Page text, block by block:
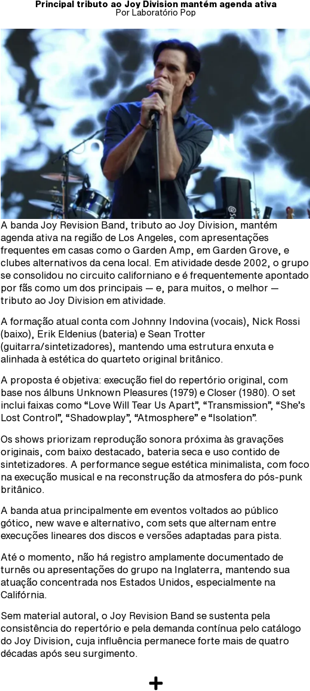
Principal tributo ao Joy Division mantém agenda ativa
Por Laboratório Pop
A banda Joy Revision Band, tributo ao Joy Division, mantém
agenda ativa na região de Los Angeles, com apresentações
frequentes em casas como o Garden Amp, em Garden Grove, e
clubes alternativos da cena local. Em atividade desde 2002, o grupo
se consolidou no circuito californiano e é frequentemente apontado
por fãs como um dos principais — e, para muitos, o melhor —
tributo ao Joy Division em atividade.
A formação atual conta com Johnny Indovina (vocais), Nick Rossi
(baixo), Erik Eldenius (bateria) e Sean Trotter
(guitarra/sintetizadores), mantendo uma estrutura enxuta e
alinhada à estética do quarteto original britânico.
A proposta é objetiva: execução fiel do repertório original, com
base nos álbuns Unknown Pleasures (1979) e Closer (1980). O set
inclui faixas como “Love Will Tear Us Apart”, “Transmission”, “She’s
Lost Control”, “Shadowplay”, “Atmosphere” e “Isolation”.
Os shows priorizam reprodução sonora próxima às gravações
originais, com baixo destacado, bateria seca e uso contido de
sintetizadores. A performance segue estética minimalista, com foco
na execução musical e na reconstrução da atmosfera do pós-punk
britânico.
A banda atua principalmente em eventos voltados ao público
gótico, new wave e alternativo, com sets que alternam entre
execuções lineares dos discos e versões adaptadas para pista.
Até o momento, não há registro amplamente documentado de
turnês ou apresentações do grupo na Inglaterra, mantendo sua
atuação concentrada nos Estados Unidos, especialmente na
Califórnia.
Sem material autoral, o Joy Revision Band se sustenta pela
consistência do repertório e pela demanda contínua pelo catálogo
do Joy Division, cuja influência permanece forte mais de quatro
décadas após seu surgimento.